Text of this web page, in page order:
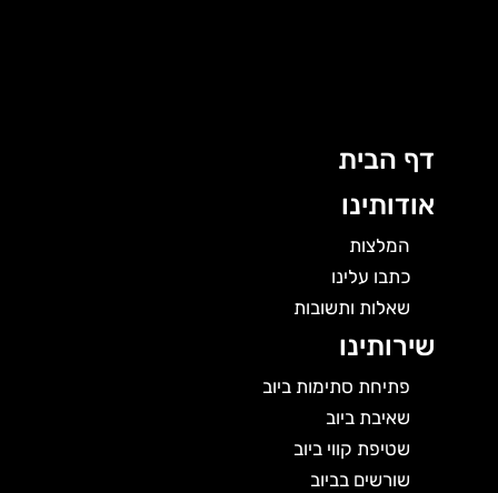
דף הבית
אודותינו
המלצות
כתבו עלינו
שאלות ותשובות
שירותינו
פתיחת סתימות ביוב
שאיבת ביוב
שטיפת קווי ביוב
שורשים בביוב